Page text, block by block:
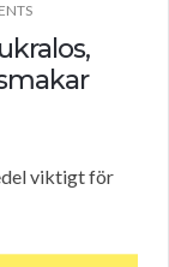
viktigt för